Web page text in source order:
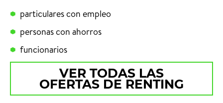
particulares con empleo
personas con ahorros
funcionarios
VER TODAS LAS
OFERTAS DE RENTING